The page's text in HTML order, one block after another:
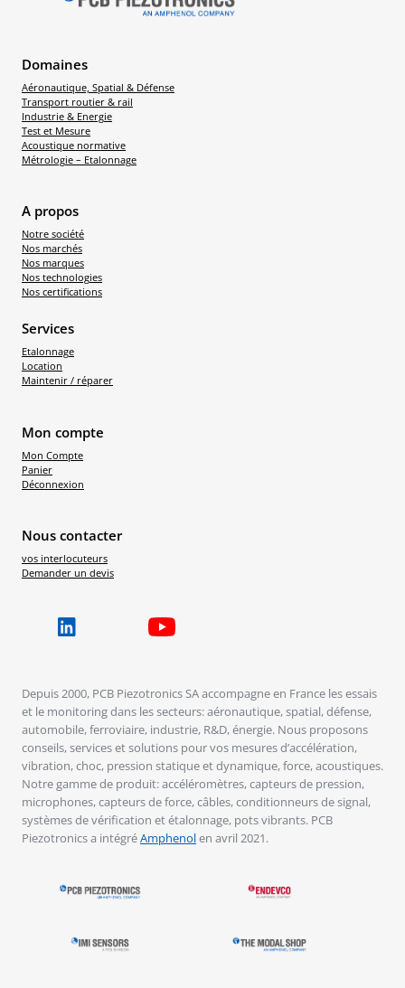
Domaines
Aéronautique, Spatial & Défense
Transport routier & rail
Industrie & Energie
Test et Mesure
Acoustique normative
Métrologie – Etalonnage
A propos
Notre société
Nos marchés
Nos marques
Nos technologies
Nos certifications
Services
Etalonnage
Location
Maintenir / réparer
Mon compte
Mon Compte
Panier
Déconnexion
Nous contacter
vos interlocuteurs
Demander un devis
Depuis 2000, PCB Piezotronics SA accompagne en France les essais
et le monitoring dans les secteurs: aéronautique, spatial, défense,
automobile, ferroviaire, industrie, R&D, énergie. Nous proposons
conseils, services et solutions pour vos mesures d’accélération,
vibration, choc, pression statique et dynamique, force, acoustiques.
Notre gamme de produit: accéléromètres, capteurs de pression,
microphones, capteurs de force, câbles, conditionneurs de signal,
systèmes de vérification et étalonnage, pots vibrants. PCB
Piezotronics a intégréAmphenolen avril 2021.